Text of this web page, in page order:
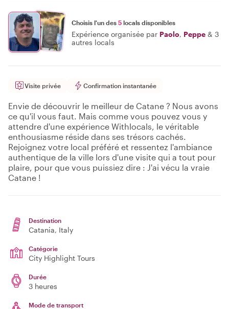
Choisis l'un des 5 locals disponibles
Expérience organisée par Paolo, Peppe & 3
autres locals
Visite privée Confirmation instantanée
Envie de découvrir le meilleur de Catane ? Nous avons
ce qu'il vous faut. Mais comme vous pouvez vous y
attendre d'une expérience Withlocals, le véritable
enthousiasme réside dans ses trésors cachés.
Rejoignez votre local préféré et ressentez l'ambiance
authentique de la ville lors d'une visite qui a tout pour
plaire, pour que vous puissiez dire : J'ai vécu la vraie
Catane !
Destination
Catania, Italy
Catégorie
City Highlight Tours
Durée
3 heures
Mode de transport